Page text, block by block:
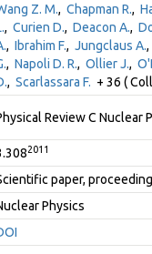
Z. M., Chapman R.,
, Curien D., Deacon A.,
, Ibrahim F., Jungclaus A.,
, Napoli D. R., Ollier J.,
, Scarlassara F. + 36 (
Review C Nuclear
2011
paper,
Physics